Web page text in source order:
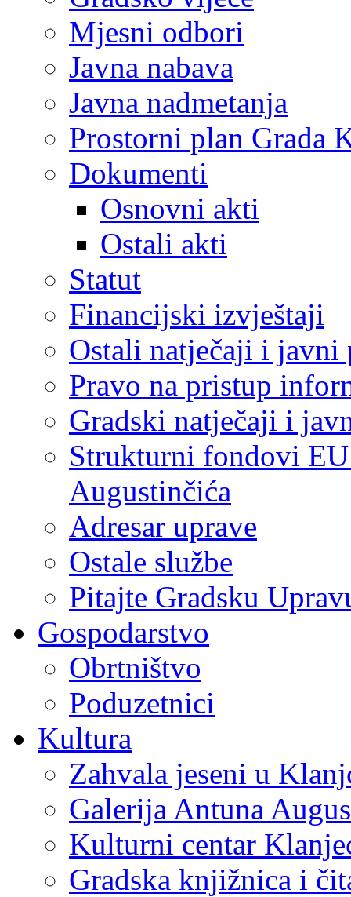
Mjesni odbori
Javna nabava
Javna nadmetanja
Prostorni plan Grada
Dokumenti
Osnovni akti
Ostali akti
Statut
Financijski izvještaji
Ostali natječaji i javni
Pravo na pristup
Gradski natječaji i
Strukturni fondovi
Augustinčića
Adresar uprave
Ostale službe
Pitajte Gradsku
Gospodarstvo
Obrtništvo
Poduzetnici
Kultura
Zahvala jeseni u
Galerija Antuna
Kulturni centar
Gradska knjižnica i